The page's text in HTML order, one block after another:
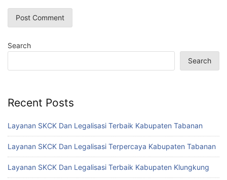
Search
Search
Recent Posts
Layanan SKCK Dan Legalisasi Terbaik Kabupaten Tabanan
Layanan SKCK Dan Legalisasi Terpercaya Kabupaten Tabanan
Layanan SKCK Dan Legalisasi Terbaik Kabupaten Klungkung